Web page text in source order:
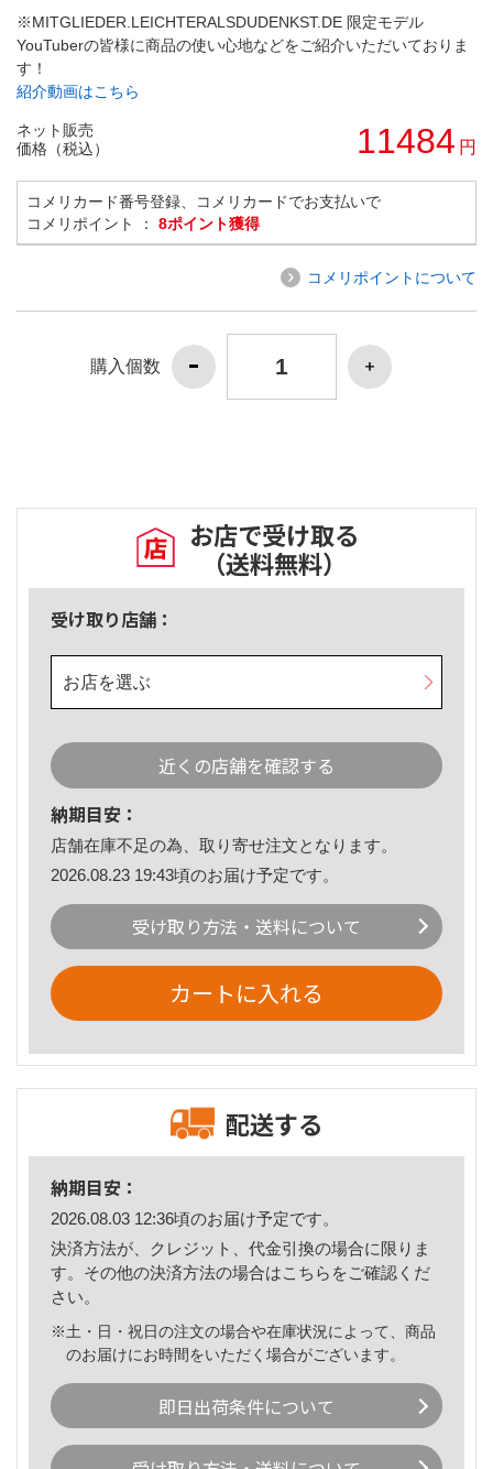
※MITGLIEDER.LEICHTERALSDUDENKST.DE 限定モデル
YouTuberの皆様に商品の使い心地などをご紹介いただいておりま
す！
紹介動画はこちら
ネット販売
価格（税込）
11484 円
コメリカード番号登録、コメリカードでお支払いで
コメリポイント ： 8ポイント獲得
コメリポイントについて
購入個数
お店で受け取る
（送料無料）
受け取り店舗：
お店を選ぶ
近くの店舗を確認する
納期目安：
店舗在庫不足の為、取り寄せ注文となります。
2026.08.23 19:43頃のお届け予定です。
受け取り方法・送料について
カートに入れる
配送する
納期目安：
2026.08.03 12:36頃のお届け予定です。
決済方法が、クレジット、代金引換の場合に限りま
す。その他の決済方法の場合はこちら をご確認くだ
さい。
※土・日・祝日の注文の場合や在庫状況によって、商品
のお届けにお時間をいただく場合がございます。
即日出荷条件について